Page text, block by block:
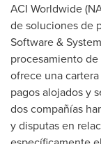
ACI Worldwide
de soluciones de
Software &
procesamiento
ofrece una
pagos alojados y
dos compañías
y disputas en